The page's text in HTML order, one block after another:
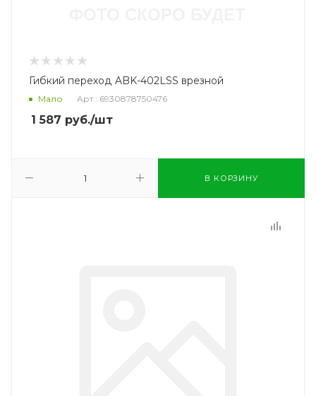
Гибкий переход ABK-402LSS врезной
Мало Арт.: 6930878750476
1 587 руб./шт
В КОРЗИНУ